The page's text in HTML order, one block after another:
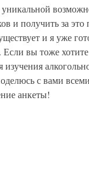
и получить за
и я уже
вы тоже
с вами
анкеты!